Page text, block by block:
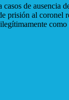
de
prisión al
como